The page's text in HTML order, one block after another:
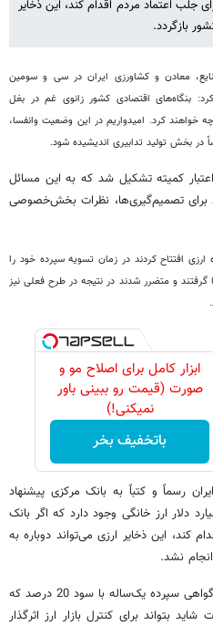
جلب اعتماد مردم اقدام کند، این ذخایر
بازگردد.
معادن و کشاورزی ایران در سی و سومین
بنگاه‌های اقتصادی کشور زانوی غم در بغل
خواهند کرد. امیدواریم در این وضعیت وانفسا،
بخش تولید تدابیری اندیشیده شود.
کمیته تشکیل شد که به این مسائل
برای تصمیم‌گیری‌ها، نظرات بخش‌خصوصی
افتتاح کردند در زمان تسویه سپرده خود را
گرفتند و متضرر شدند در نتیجه در طرح فعلی نیز
ابزار کامل برای اصلاح مو و
صورت (قیمت رو ببینی باور
نمیکنی!)
باتخفیف بخر
پیش اتاق ایران رسماً و کتباً به بانک مرکزی پیشنهاد
که در ایران بین 20 تا 25 میلیارد دلار ارز خانگی وجود دارد که اگر بانک
کند، این ذخایر ارزی می‌تواند دوباره به
نشد.
رئیس اتاق بازرگانی ایران گفت: فروش گواهی سپرده یک‌ساله با سود 20 درصد که
بتواند برای کنترل بازار ارز اثرگذار